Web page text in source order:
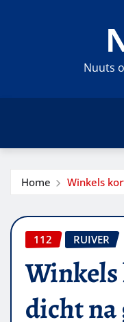
Nuuts
Home Winkels
112 RUIVER
dicht